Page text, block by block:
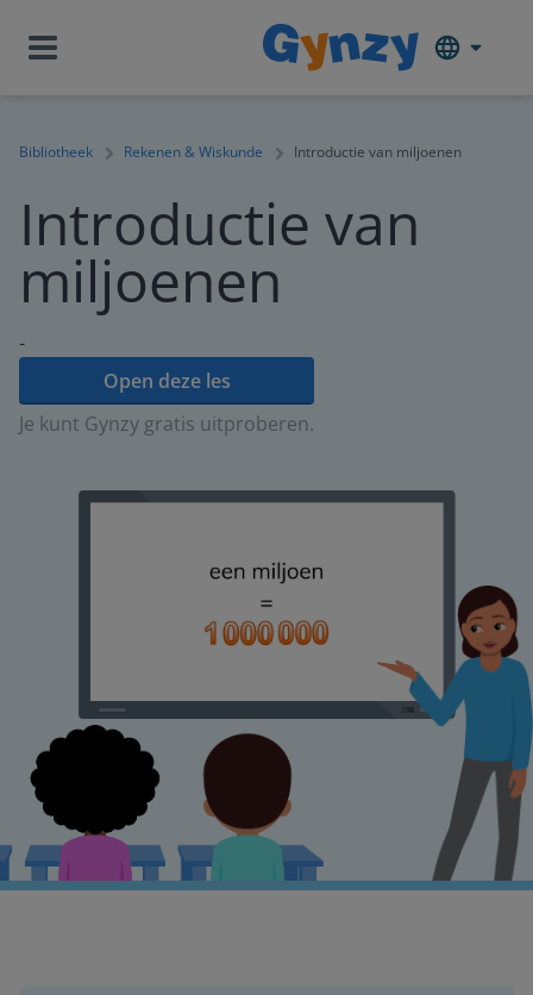
Bibliotheek Rekenen & Wiskunde Introductie van miljoenen
Introductie van
miljoenen
-
Open deze les
Je kunt Gynzy gratis uitproberen.